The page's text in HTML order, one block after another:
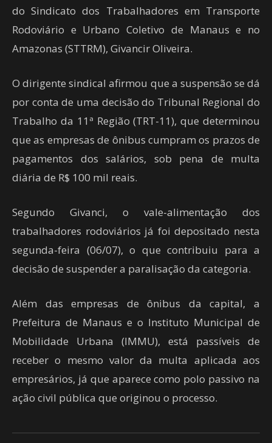
do Sindicato dos Trabalhadores em Transporte
Rodoviário e Urbano Coletivo de Manaus e no
Amazonas (STTRM), Givancir Oliveira.
O dirigente sindical afirmou que a suspensão se dá
por conta de uma decisão do Tribunal Regional do
Trabalho da 11ª Região (TRT-11), que determinou
que as empresas de ônibus cumpram os prazos de
pagamentos dos salários, sob pena de multa
diária de R$ 100 mil reais.
Segundo Givanci, o vale-alimentação dos
trabalhadores rodoviários já foi depositado nesta
segunda-feira (06/07), o que contribuiu para a
decisão de suspender a paralisação da categoria.
Além das empresas de ônibus da capital, a
Prefeitura de Manaus e o Instituto Municipal de
Mobilidade Urbana (IMMU), está passíveis de
receber o mesmo valor da multa aplicada aos
empresários, já que aparece como polo passivo na
ação civil pública que originou o processo.